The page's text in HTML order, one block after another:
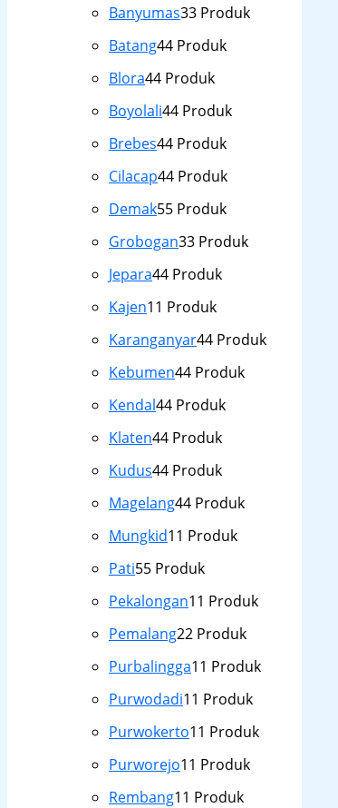
Banyumas33 Produk
Batang44 Produk
Blora44 Produk
Boyolali44 Produk
Brebes44 Produk
Cilacap44 Produk
Demak55 Produk
Grobogan33 Produk
Jepara44 Produk
Kajen11 Produk
Karanganyar44 Produk
Kebumen44 Produk
Kendal44 Produk
Klaten44 Produk
Kudus44 Produk
Magelang44 Produk
Mungkid11 Produk
Pati55 Produk
Pekalongan11 Produk
Pemalang22 Produk
Purbalingga11 Produk
Purwodadi11 Produk
Purwokerto11 Produk
Purworejo11 Produk
Rembang11 Produk